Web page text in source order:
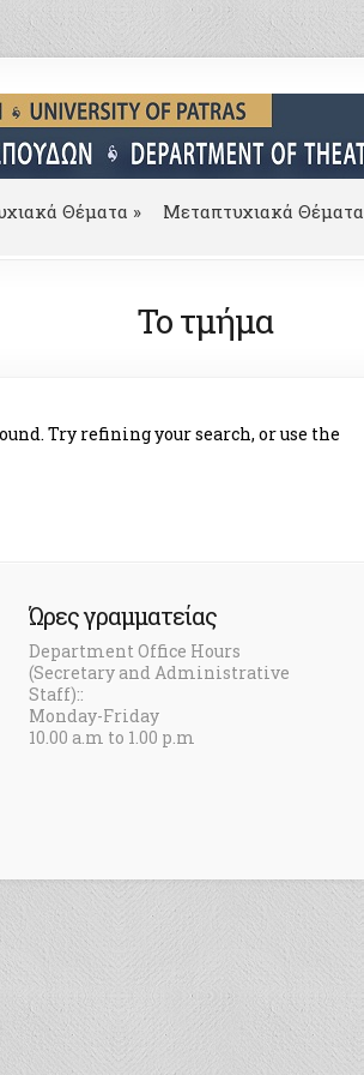
Θέματα » Μεταπτυχιακά Θέματα
To τμήμα
Try refining your search, or use the
Ώρες γραμματείας
Department Office Hours
(Secretary and Administrative
Staff)::
Monday-Friday
10.00 a.m to 1.00 p.m